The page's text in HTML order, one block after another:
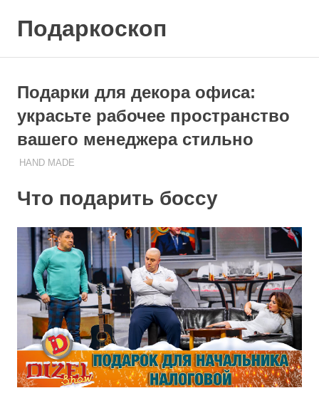
Подаркоскоп
подарить
Подарки для декора офиса:
украсьте рабочее пространство
вашего менеджера стильно
25.10.2023
ПОДАРЧЕК
HAND MADE
Что подарить боссу